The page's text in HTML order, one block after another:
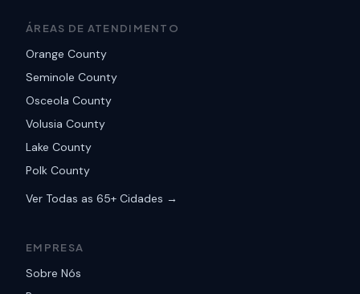
ÁREAS DE ATENDIMENTO
Orange County
Seminole County
Osceola County
Volusia County
Lake County
Polk County
Ver Todas as 65+ Cidades →
EMPRESA
Sobre Nós